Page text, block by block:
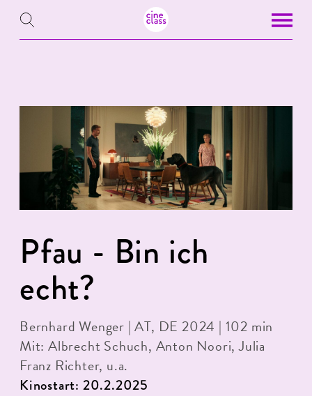
Pfau - Bin ich
echt?
Bernhard Wenger | AT, DE 2024 | 102 min
Mit: Albrecht Schuch, Anton Noori, Julia
Franz Richter, u.a.
Kinostart: 20.2.2025